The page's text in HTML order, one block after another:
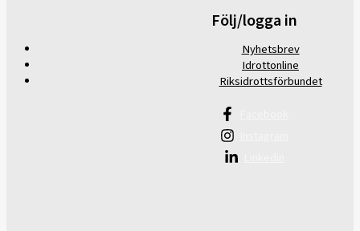
Följ/logga in
Nyhetsbrev
Idrottonline
Riksidrottsförbundet